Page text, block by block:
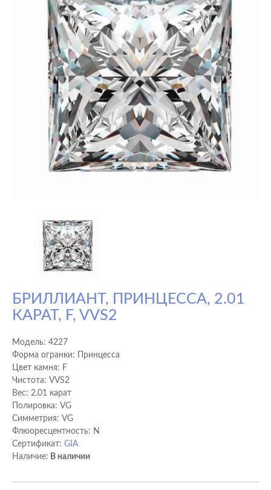
БРИЛЛИАНТ, ПРИНЦЕССА, 2.01
КАРАТ, F, VVS2
Модель: 4227
Форма огранки: Принцесса
Цвет камня: F
Чистота: VVS2
Вес: 2.01 карат
Полировка: VG
Cимметрия: VG
Флюоресцентность: N
Сертификат: GIA
Наличие: В наличии